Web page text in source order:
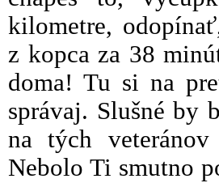
kilometre,
z kopca za 38
doma! Tu si na
správaj. Slušné by
na tých
Nebolo Ti smutno